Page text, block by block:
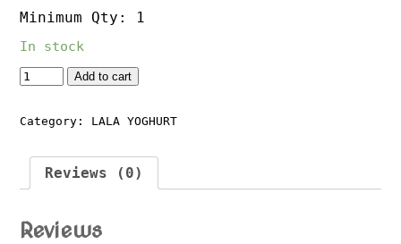
Minimum Qty: 1
In stock
QuantityAdd to cart
Category: LALA YOGHURT
Reviews (0)
Reviews